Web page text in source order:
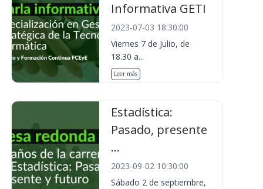
Informativa GETI
2023-07-03 18:30:00
Viernes 7 de Julio, de
18.30 a...
Leer más
Estadística:
Pasado, presente
...
2023-09-02 10:30:00
Sábado 2 de septiembre,